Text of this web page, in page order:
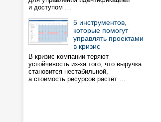
и доступом …
5 инструментов,
которые помогут
управлять проектами
в кризис
В кризис компании теряют
устойчивость из-за того, что выручка
становится нестабильной,
а стоимость ресурсов растёт …